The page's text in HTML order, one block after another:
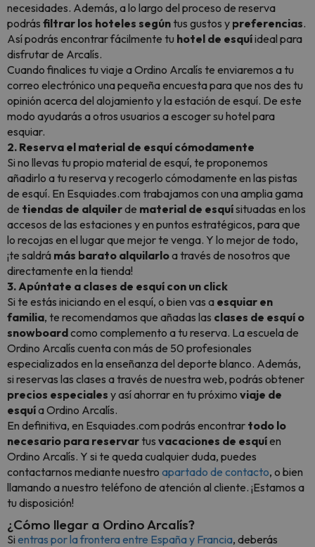
necesidades. Además, a lo largo del proceso de reserva
podrás filtrar los hoteles según tus gustos y preferencias.
Así podrás encontrar fácilmente tu hotel de esquíideal para
disfrutar de Arcalís.
Cuando finalices tu viaje a Ordino Arcalís te enviaremos a tu
correo electrónico una pequeña encuesta para que nos des tu
opinión acerca del alojamiento y la estación de esquí. De este
modo ayudarás a otros usuarios a escoger su hotel para
esquiar.
2. Reserva el material de esquí cómodamente
Si no llevas tu propio material de esquí, te proponemos
añadirlo a tu reserva y recogerlo cómodamente en las pistas
de esquí. En Esquiades.com trabajamos con una amplia gama
de tiendas de alquilerde material de esquísituadas en los
accesos de las estaciones y en puntos estratégicos, para que
lo recojas en el lugar que mejor te venga. Y lo mejor de todo,
¡te saldrá más barato alquilarloa través de nosotros que
directamente en la tienda!
3. Apúntate a clases de esquí con un click
Si te estás iniciando en el esquí, o bien vas a esquiar en
familia, te recomendamos que añadas las clases de esquí o
snowboardcomo complemento a tu reserva. La escuela de
Ordino Arcalís cuenta con más de 50 profesionales
especializados en la enseñanza del deporte blanco. Además,
si reservas las clases a través de nuestra web, podrás obtener
precios especiales y así ahorrar en tu próximo viaje de
esquía Ordino Arcalís.
En definitiva, en Esquiades.com podrás encontrar todo lo
necesario para reservar tus vacaciones de esquíen
Ordino Arcalís. Y si te queda cualquier duda, puedes
contactarnos mediante nuestro apartado de contacto, o bien
llamando a nuestro teléfono de atención al cliente. ¡Estamos a
tu disposición!
¿Cómo llegar a Ordino Arcalís?
Si entras por la frontera entre España y Francia, deberás